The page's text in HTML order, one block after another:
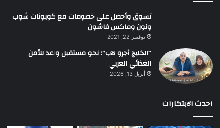
تسوق وأحصل على خصومات مع كوبونات شوب
ونون وماكس فاشون
نوفمبر 22, 2021
“الخليج أجرو لاب”: نحو مستقبل واعد للأمن
الغذائي العربي
أبريل 13, 2026
احدث الابتكارات